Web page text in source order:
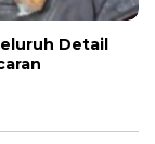
Detail